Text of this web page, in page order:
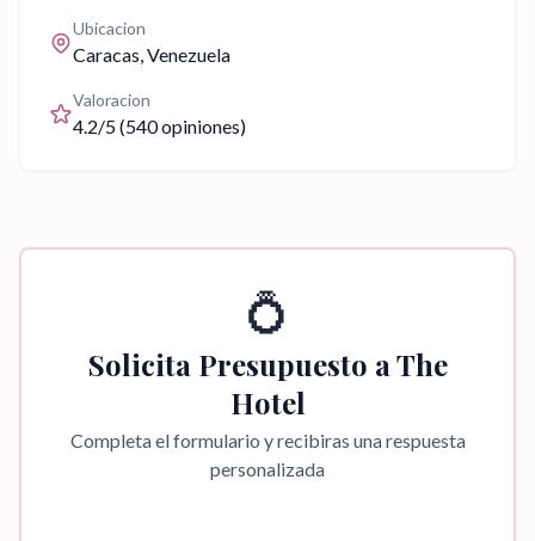
Ubicacion
Caracas, Venezuela
Valoracion
4.2/5 (540opiniones)
💍
Solicita Presupuesto aThe
Hotel
Completa el formulario y recibiras una respuesta
personalizada